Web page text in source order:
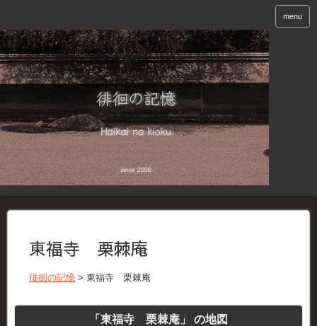
menu
東福寺 栗棘庵
徘徊の記憶 > 東福寺 栗棘庵
「東福寺 栗棘庵」 の地図